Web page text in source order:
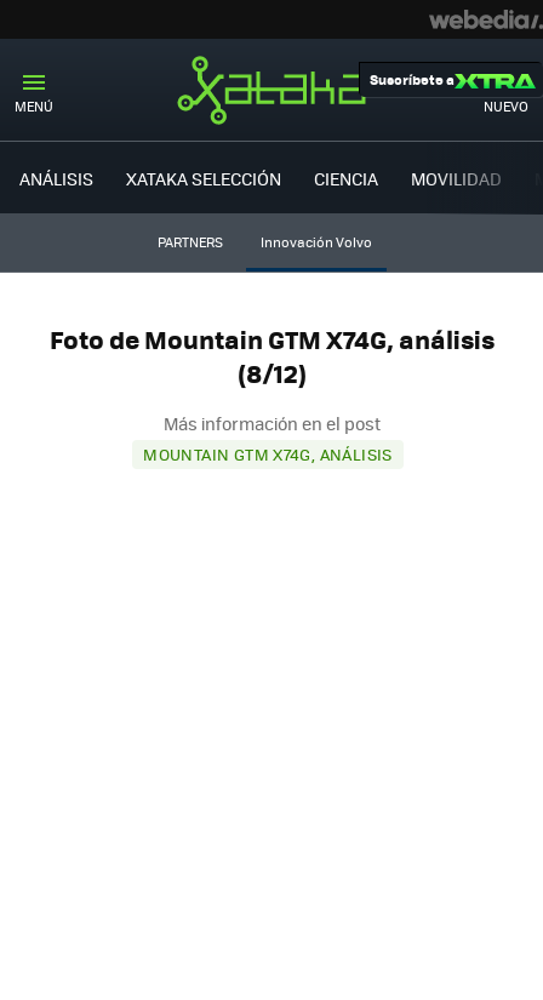
MENÚ NUEVO
Suscríbete a
ANÁLISIS XATAKA SELECCIÓN CIENCIA MOVILIDAD
PARTNERS Innovación Volvo
Foto de Mountain GTM X74G, análisis
(8/12)
Más información en el post
MOUNTAIN GTM X74G, ANÁLISIS